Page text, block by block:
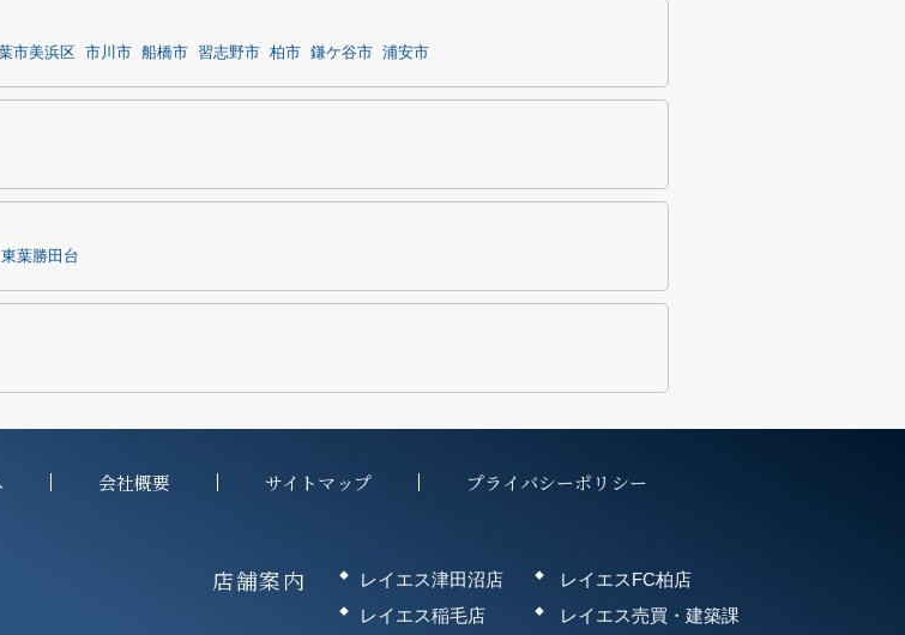
市美浜区 市川市 船橋市 習志野市 柏市 鎌ケ谷市 浦安市
東葉勝田台
会社概要 サイトマップ プライバシーポリシー
店舗案内
レイエス津田沼店
レイエス稲毛店
レイエスFC柏店
レイエス売買・建築課